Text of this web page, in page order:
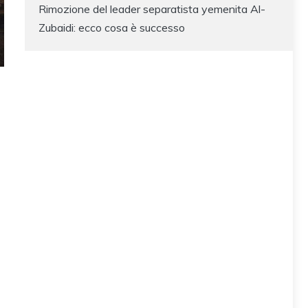
Rimozione del leader separatista yemenita Al-
Zubaidi: ecco cosa è successo